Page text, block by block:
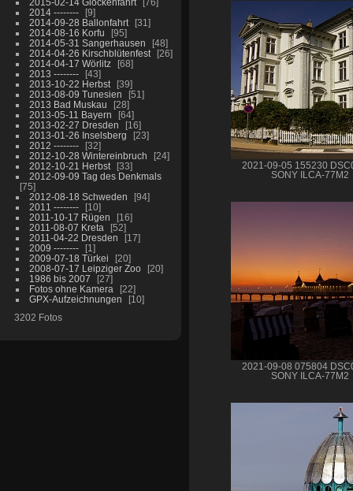
2014 --------
9
2014-09-28 Ballonfahrt
31
2014-08-16 Korfu
95
2014-05-31 Sangerhausen
48
2014-04-26 Kirschblütenfest
26
2014-04-17 Wörlitz
68
2013 --------
43
2013-10-22 Herbst
39
2013-08-09 Tunesien
51
2013 Bad Muskau
28
2013-05-11 Bayern
64
2013-02-27 Dresden
16
2013-01-26 Inselsberg
23
2012 --------
32
2012-10-28 Wintereinbruch
24
2012-10-21 Herbst
33
2012-09-09 Tag des Denkmals
75
2012-08-18 Schweden
94
2011 --------
10
2011-10-17 Rügen
16
2011-08-07 Kreta
52
2011-04-22 Dresden
17
2009 --------
1
2009-07-18 Türkei
20
2008-07-17 Leipziger Zoo
20
1986 bis 2007
27
Fotos ohne Kamera
22
GPX-Aufzeichnungen
10
3202 Fotos
2021-09-05 155230
SONY ILCA-77M2
2021-09-08 075804
SONY ILCA-77M2